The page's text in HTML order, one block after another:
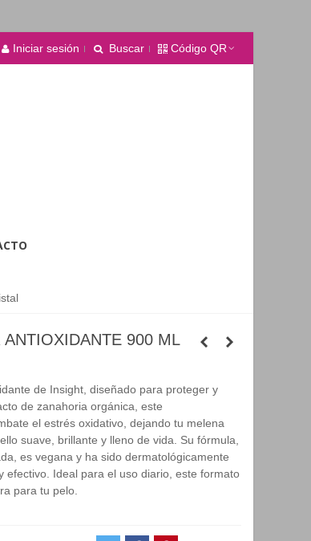
Iniciar sesión Buscar Código QR
900 ML
de Insight, diseñado para proteger y
de zanahoria orgánica, este
el estrés oxidativo, dejando tu melena
suave, brillante y lleno de vida. Su fórmula,
es vegana y ha sido dermatológicamente
Ideal para el uso diario, este formato
para tu pelo.